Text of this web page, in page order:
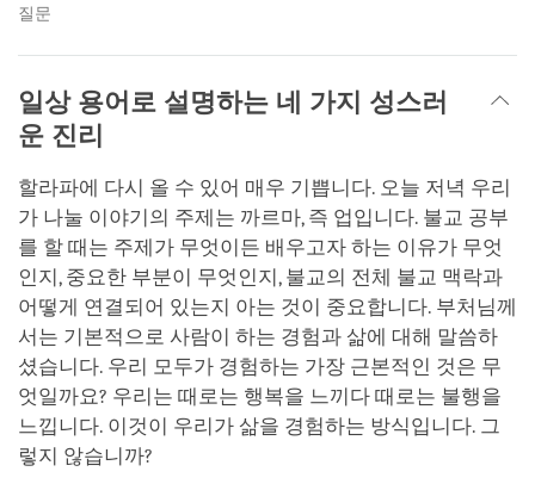
질문
일상 용어로 설명하는 네 가지 성스러
운 진리
할라파에 다시 올 수 있어 매우 기쁩니다. 오늘 저녁 우리
가 나눌 이야기의 주제는 까르마, 즉 업입니다. 불교 공부
를 할 때는 주제가 무엇이든 배우고자 하는 이유가 무엇
인지, 중요한 부분이 무엇인지, 불교의 전체 불교 맥락과
어떻게 연결되어 있는지 아는 것이 중요합니다. 부처님께
서는 기본적으로 사람이 하는 경험과 삶에 대해 말씀하
셨습니다. 우리 모두가 경험하는 가장 근본적인 것은 무
엇일까요? 우리는 때로는 행복을 느끼다 때로는 불행을
느낍니다. 이것이 우리가 삶을 경험하는 방식입니다. 그
렇지 않습니까?